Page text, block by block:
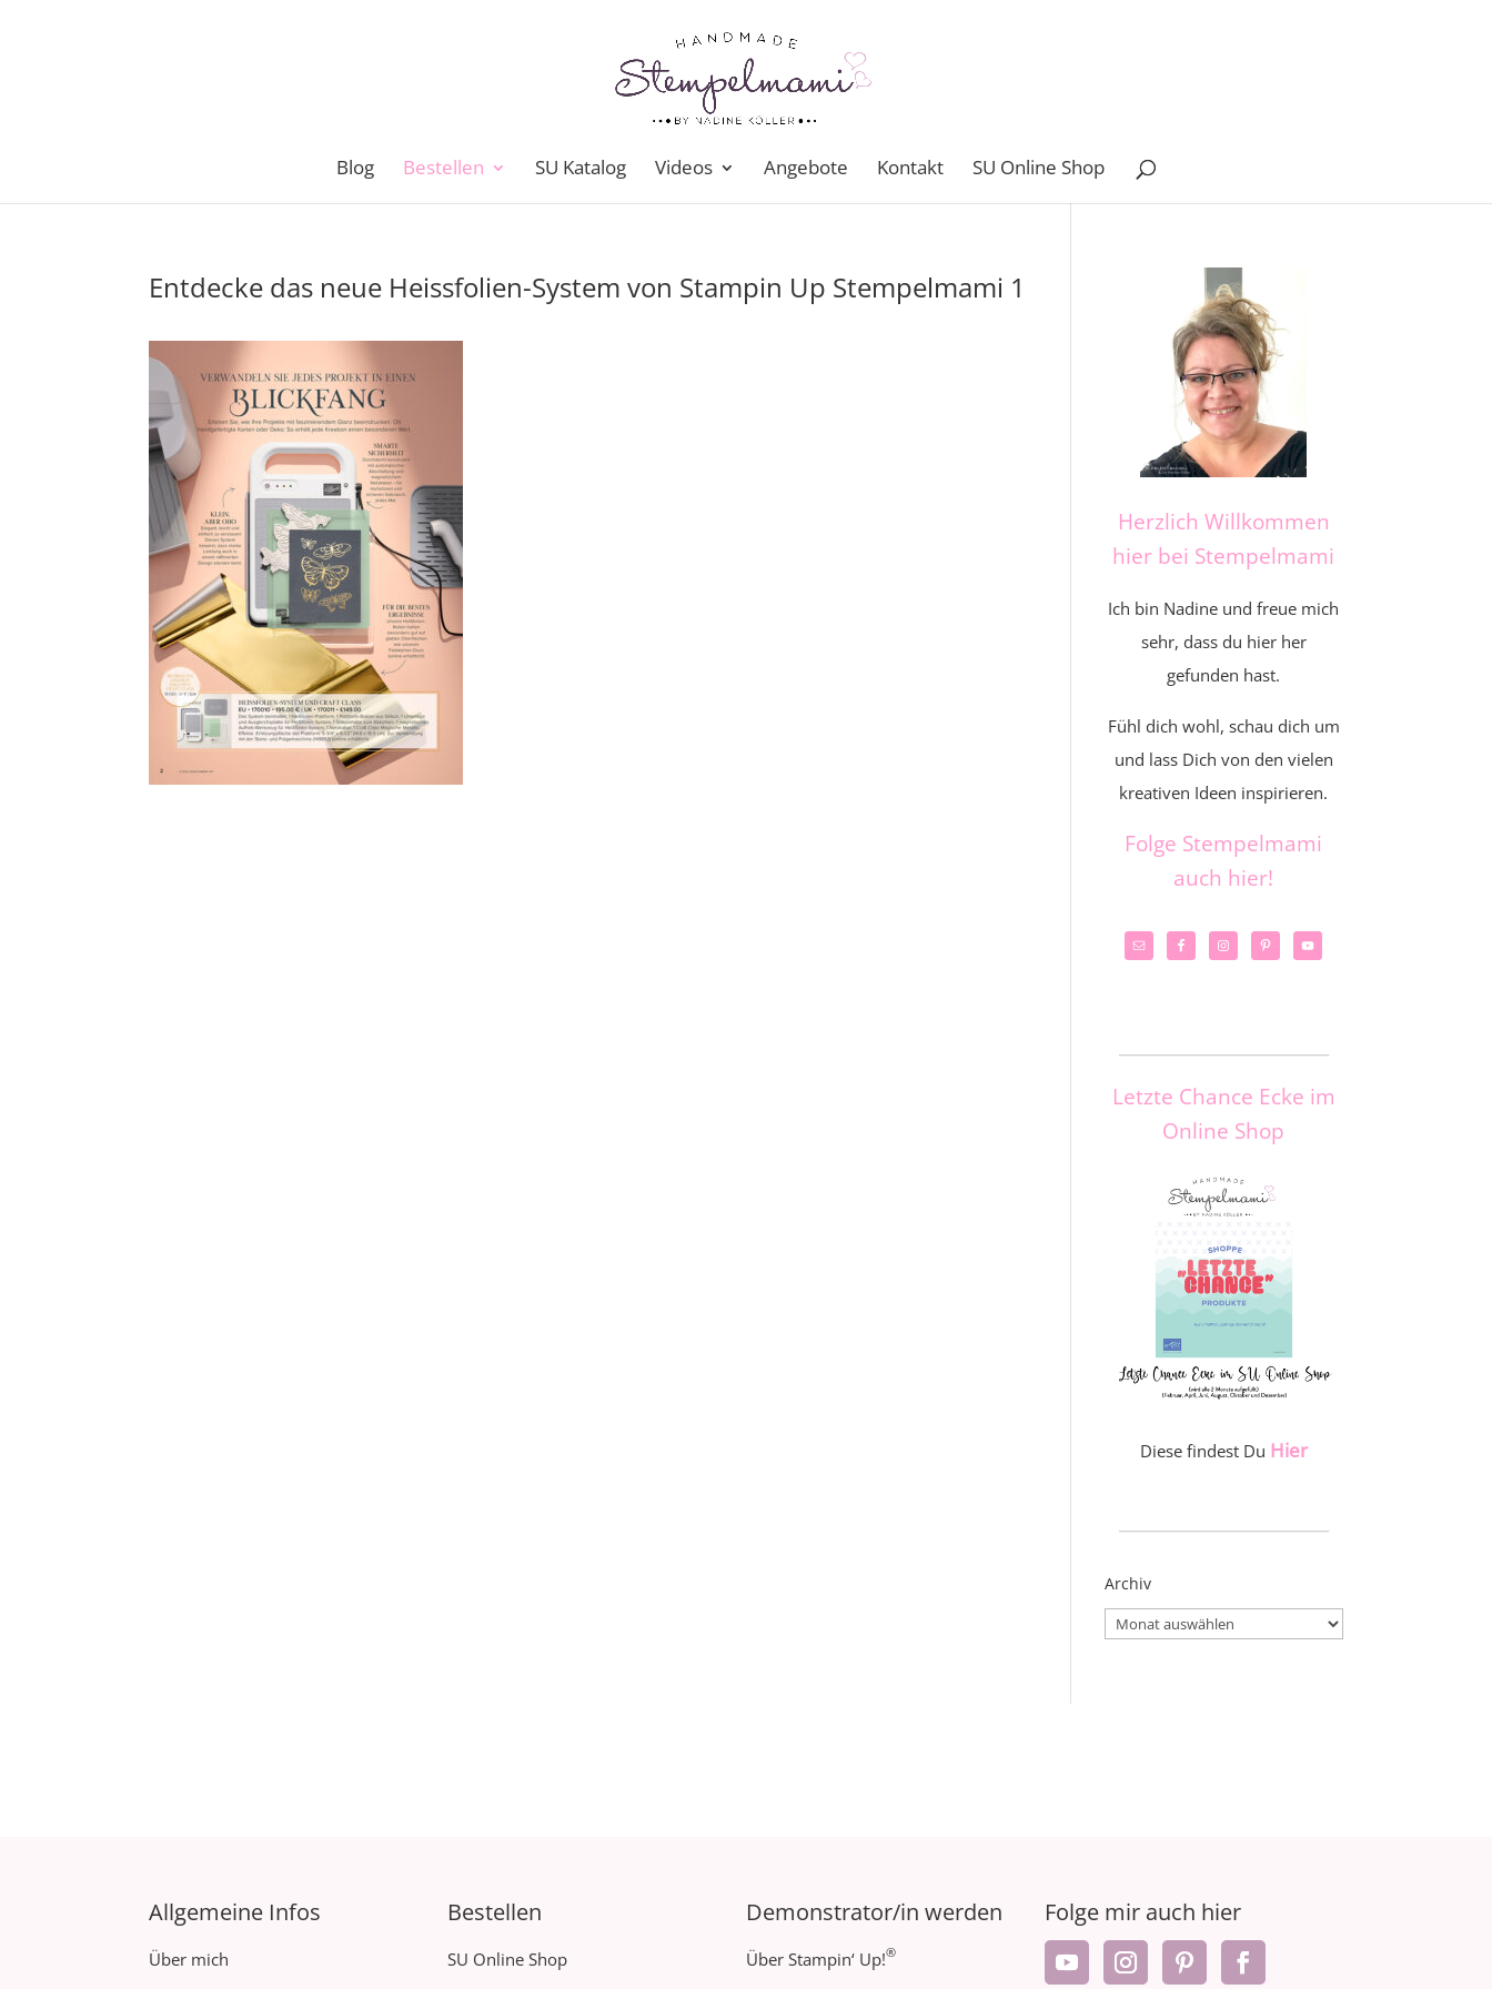
Blog Bestellen SU Katalog Videos Angebote Kontakt SU Online Shop
Entdecke das neue Heissfolien-System von Stampin Up Stempelmami 1
Herzlich Willkommen
hier bei Stempelmami
Ich bin Nadine und freue mich
sehr, dass du hier her
gefunden hast.
Fühl dich wohl, schau dich um
und lass Dich von den vielen
kreativen Ideen inspirieren.
Folge Stempelmami
auch hier!
Letzte Chance Ecke im
Online Shop
Diese findest Du Hier
Archiv
Archiv
Allgemeine Infos
Über mich
Bestellen
SU Online Shop
Demonstrator/in werden
Über Stampin‘ Up!®
Folge mir auch hier